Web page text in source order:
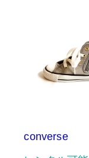
converse